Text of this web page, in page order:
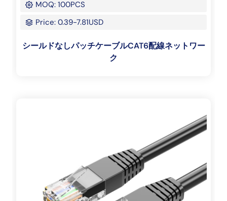
MOQ: 100PCS
Price: 0.39-7.81USD
シールドなしパッチケーブルCAT6配線ネットワー
ク